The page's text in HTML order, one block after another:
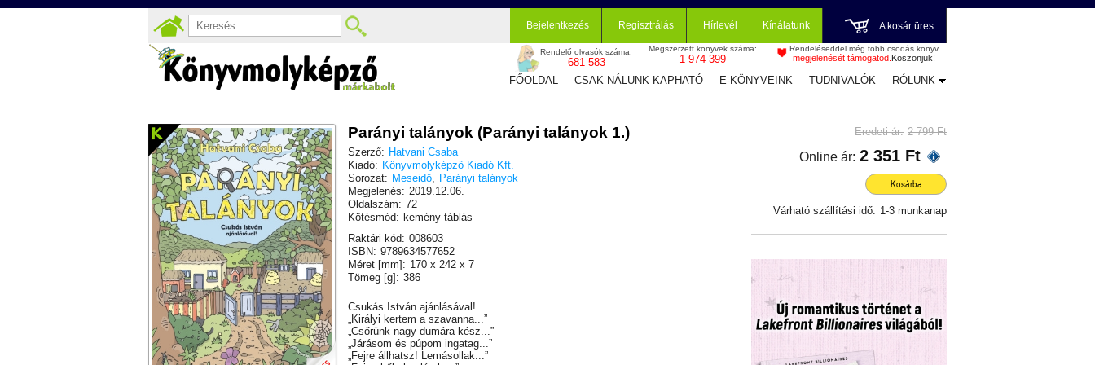
Bejelentkezés Regisztrálás Hírlevél Kínálatunk A kosár üres
Rendelő olvasók száma:
681 583
Megszerzett könyvek száma:
1 974 399
Rendeléseddel még több csodás könyv
megjelenését támogatod. Köszönjük!
FŐOLDAL CSAK NÁLUNK KAPHATÓ E-KÖNYVEINK TUDNIVALÓK RÓLUNK
Parányi talányok (Parányi talányok 1.)
Szerző: Hatvani Csaba
Kiadó: Könyvmolyképző Kiadó Kft.
Sorozat: Meseidő, Parányi talányok
Megjelenés: 2019.12.06.
Oldalszám: 72
Kötésmód: kemény táblás
Raktári kód: 008603
ISBN: 9789634577652
Méret [mm]: 170 x 242 x 7
Tömeg [g]: 386
Csukás István ajánlásával!
„Királyi kertem a szavanna...”
„Csőrünk nagy dumára kész...”
„Járásom és púpom ingatag...”
„Fejre állhatsz! Lemásollak...”
Eredeti ár: 2 799 Ft
Online ár: 2 351 Ft
Kosárba
Várható szállítási idő: 1-3 munkanap